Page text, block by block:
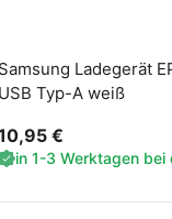
Samsung Ladegerät
USB Typ-A weiß
€
in 1-3 Werktagen bei